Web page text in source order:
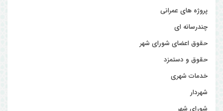
پروژه های عمرانی
چندرسانه ای
حقوق اعضای شورای شهر
حقوق و دستمزد
خدمات شهری
شهردار
شورای شهر